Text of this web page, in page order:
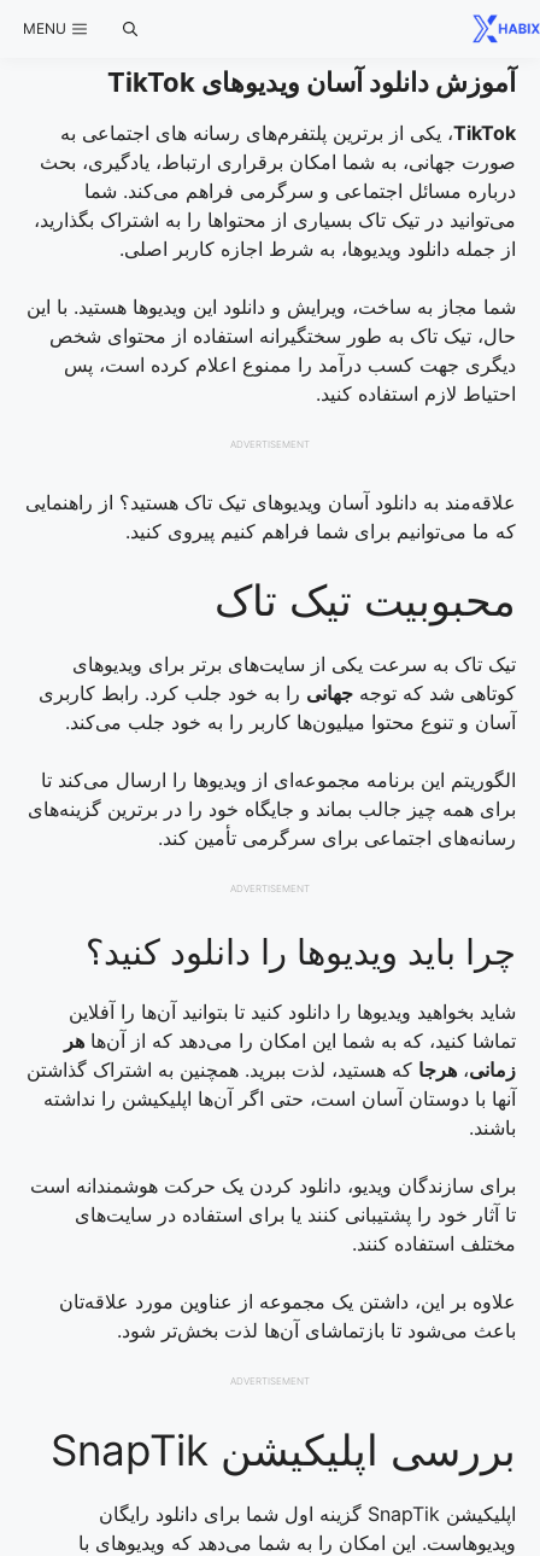
content
MENU
آموزش دانلود آسان ویدیوهای TikTok
TikTok، یکی از برترین پلتفرم‌های رسانه های اجتماعی به
صورت جهانی، به شما امکان برقراری ارتباط، یادگیری، بحث
درباره مسائل اجتماعی و سرگرمی فراهم می‌کند. شما
می‌توانید در تیک تاک بسیاری از محتواها را به اشتراک بگذارید،
از جمله دانلود ویدیوها، به شرط اجازه کاربر اصلی.
شما مجاز به ساخت، ویرایش و دانلود این ویدیوها هستید. با این
حال، تیک تاک به طور سختگیرانه استفاده از محتوای شخص
دیگری جهت کسب درآمد را ممنوع اعلام کرده است، پس
احتیاط لازم استفاده کنید.
ADVERTISEMENT
علاقه‌مند به دانلود آسان ویدیوهای تیک تاک هستید؟ از راهنمایی
که ما می‌توانیم برای شما فراهم کنیم پیروی کنید.
محبوبیت تیک تاک
تیک تاک به سرعت یکی از سایت‌های برتر برای ویدیوهای
کوتاهی شد که توجه جهانی را به خود جلب کرد. رابط کاربری
آسان و تنوع محتوا میلیون‌ها کاربر را به خود جلب می‌کند.
الگوریتم این برنامه مجموعه‌ای از ویدیوها را ارسال می‌کند تا
برای همه چیز جالب بماند و جایگاه خود را در برترین گزینه‌های
رسانه‌های اجتماعی برای سرگرمی تأمین کند.
ADVERTISEMENT
چرا باید ویدیوها را دانلود کنید؟
شاید بخواهید ویدیوها را دانلود کنید تا بتوانید آن‌ها را آفلاین
تماشا کنید، که به شما این امکان را می‌دهد که از آن‌ها هر
زمانی، هرجا که هستید، لذت ببرید. همچنین به اشتراک گذاشتن
آنها با دوستان آسان است، حتی اگر آن‌ها اپلیکیشن را نداشته
باشند.
برای سازندگان ویدیو، دانلود کردن یک حرکت هوشمندانه است
تا آثار خود را پشتیبانی کنند یا برای استفاده در سایت‌های
مختلف استفاده کنند.
علاوه بر این، داشتن یک مجموعه از عناوین مورد علاقه‌تان
باعث می‌شود تا بازتماشای آن‌ها لذت بخش‌تر شود.
ADVERTISEMENT
بررسی اپلیکیشن SnapTik
اپلیکیشن SnapTik گزینه اول شما برای دانلود رایگان
ویدیوهاست. این امکان را به شما می‌دهد که ویدیوهای با